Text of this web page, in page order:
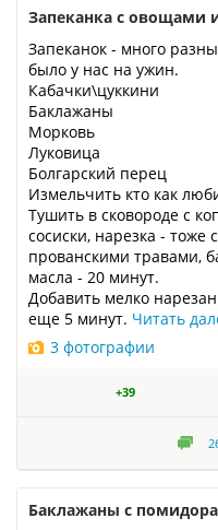
Запеканка с овощами
Запеканок - много
было у нас на ужин.
Кабачки\цуккини
Баклажаны
Морковь
Луковица
Болгарский перец
Измельчить кто как
Тушить в сковороде с
сосиски, нарезка - тоже
прованскими травами,
масла - 20 минут.
Добавить мелко
еще 5 минут. Читать
3 фотографии
+39
Баклажаны с